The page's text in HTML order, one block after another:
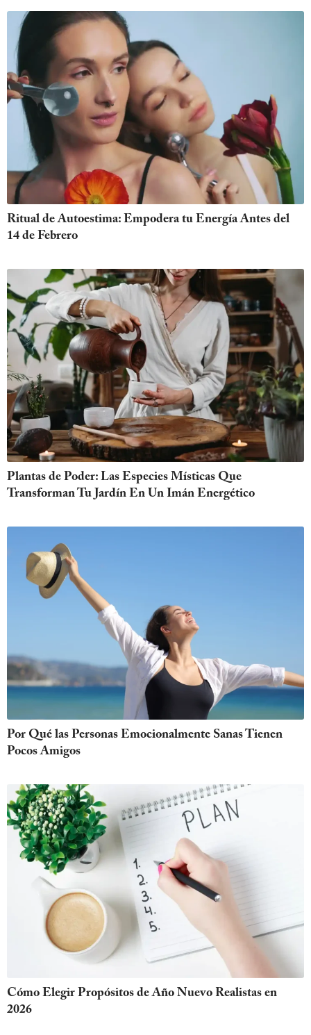
Ritual de Autoestima: Empodera tu Energía Antes del
14 de Febrero
Plantas de Poder: Las Especies Místicas Que
Transforman Tu Jardín En Un Imán Energético
Por Qué las Personas Emocionalmente Sanas Tienen
Pocos Amigos
Cómo Elegir Propósitos de Año Nuevo Realistas en
2026